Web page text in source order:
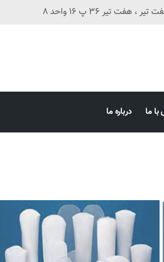
تیر 36 پ 16 واحد 8
ما درباره ما